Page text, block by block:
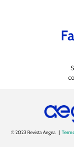
© 2023 Revista Aegea |